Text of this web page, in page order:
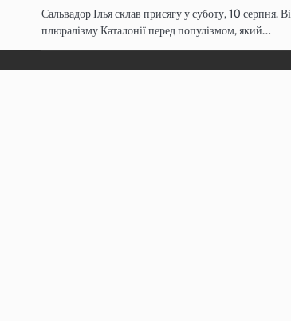
Сальвадор Ілья склав присягу у суботу, 10 серпня.
плюралізму Каталонії перед популізмом, який…